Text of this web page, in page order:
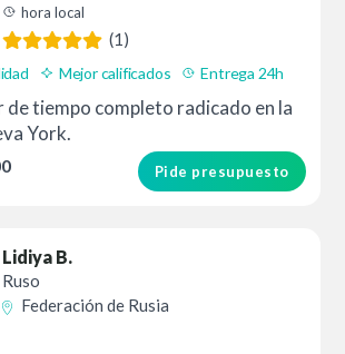
hora local
(1)
Mejor calificados Entrega 24h
de tiempo completo radicado en la
York.
Pide presupuesto
Lidiya B.
Ruso
Federación de Rusia